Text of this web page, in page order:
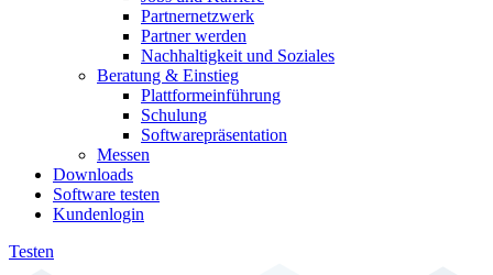
Partnernetzwerk
Partner werden
Nachhaltigkeit und Soziales
Beratung & Einstieg
Plattformeinführung
Schulung
Softwarepräsentation
Messen
Downloads
Software testen
Kundenlogin
Testen